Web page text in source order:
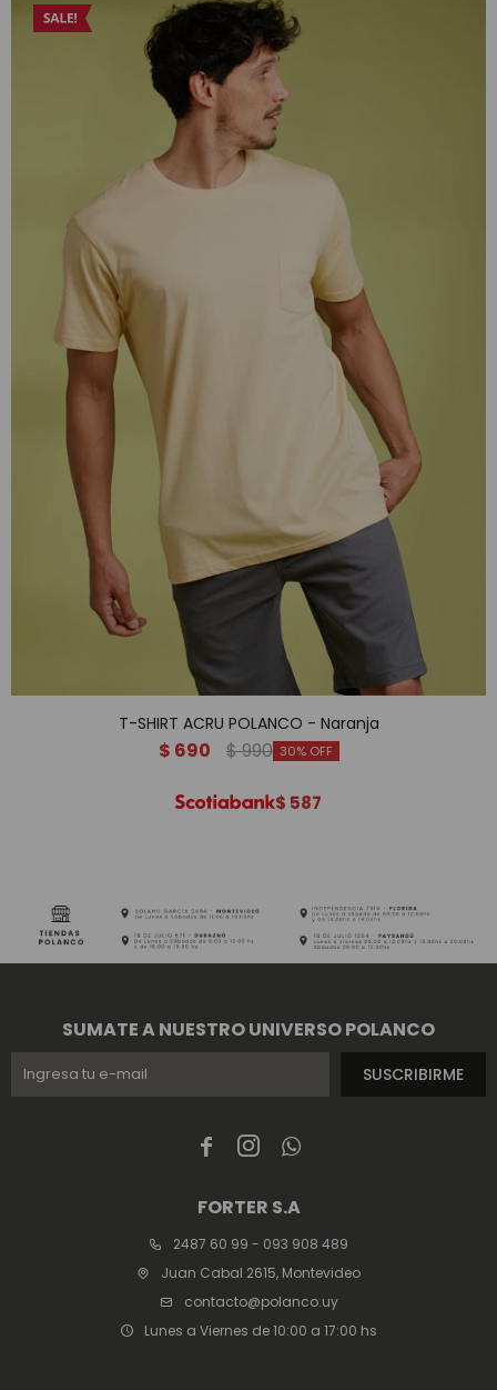
T-SHIRT ACRU POLANCO - Naranja
$ 690 $990 30
$ 587
  
FORTER S.A
2487 60 99 - 093 908 489
Juan Cabal 2615, Montevideo
contacto@polanco.uy
Lunes a Viernes de 10:00 a 17:00 hs
SUMATE A NUESTRO UNIVERSO POLANCO
SUSCRIBIRME